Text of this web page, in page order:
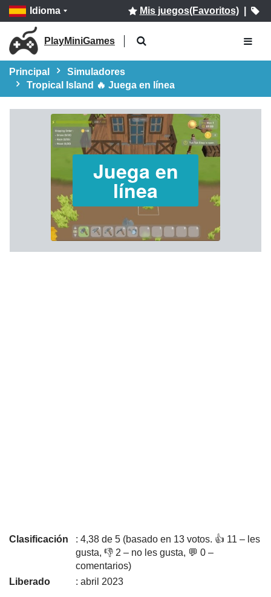
Idioma Mis juegos(Favoritos)|
PlayMiniGames
Principal
Simuladores
Tropical Island 🔥 Juega en línea
Juega en
línea
Clasificación
: 4,38 de 5 (basado en 13 votos. 👍 11 – les
gusta, 👎 2 – no les gusta, 💬 0 –
comentarios)
Liberado
: abril 2023